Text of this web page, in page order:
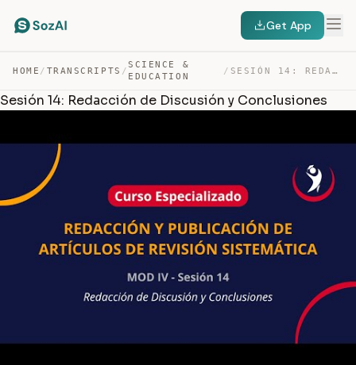
Get App
HOME / TRANSCRIPTS /
SCIENCE &
EDUCATION
/ SESIÓN 14: REDACCIÓN DE DISCUSIÓN Y CONCLUSIONES — TRANSCRIPT
Sesión 14: Redacción de Discusión y Conclusiones